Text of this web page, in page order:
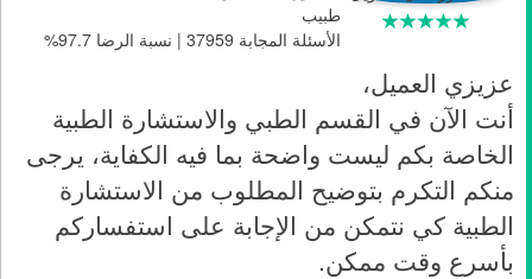
طبيب
الأسئلة المجابة 37959 | نسبة الرضا 97.7%
عزيزي العميل،
أنت الآن في القسم الطبي والاستشارة الطبية
الخاصة بكم ليست واضحة بما فيه الكفاية، يرجى
منكم التكرم بتوضيح المطلوب من الاستشارة
الطبية كي نتمكن من الإجابة على استفساركم
بأسرع وقت ممكن.